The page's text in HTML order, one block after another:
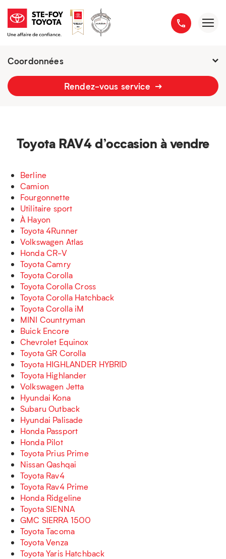
Coordonnées
Fermé : Ouverture-
Rendez-vous service
Toyota RAV4 d’occasion à vendre
Berline
Camion
Fourgonnette
Utilitaire sport
À Hayon
Toyota 4Runner
Volkswagen Atlas
Honda CR-V
Toyota Camry
Toyota Corolla
Toyota Corolla Cross
Toyota Corolla Hatchback
Toyota Corolla iM
MINI Countryman
Buick Encore
Chevrolet Equinox
Toyota GR Corolla
Toyota HIGHLANDER HYBRID
Toyota Highlander
Volkswagen Jetta
Hyundai Kona
Subaru Outback
Hyundai Palisade
Honda Passport
Honda Pilot
Toyota Prius Prime
Nissan Qashqai
Toyota Rav4
Toyota Rav4 Prime
Honda Ridgeline
Toyota SIENNA
GMC SIERRA 1500
Toyota Tacoma
Toyota Venza
Toyota Yaris Hatchback